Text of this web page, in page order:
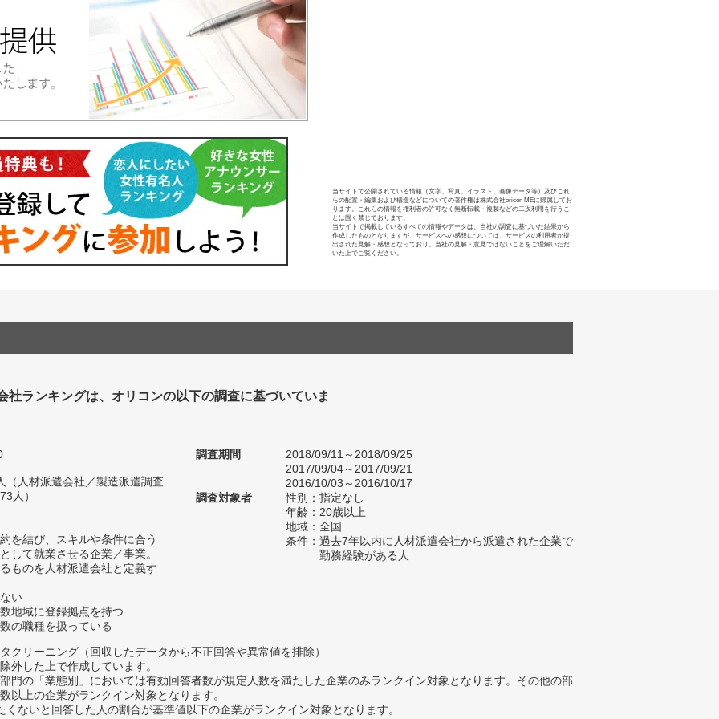
当サイトで公開されている情報（文字、写真、イラスト、画像データ等）及びこれ
らの配置・編集および構造などについての著作権は株式会社oricon MEに帰属してお
ります。これらの情報を権利者の許可なく無断転載・複製などの二次利用を行うこ
とは固く禁じております。
当サイトで掲載しているすべての情報やデータは、当社の調査に基づいた結果から
作成したものとなりますが、サービスへの感想については、サービスの利用者が提
出された見解・感想となっており、当社の見解・意見ではないことをご理解いただ
いた上でご覧ください。
社ランキングは、オリコンの以下の調査に基づいていま
（人材派遣会社／製造派遣調査
人）
を結び、スキルや条件に合う
して就業させる企業／事業。
ものを人材派遣会社と定義す
い
地域に登録拠点を持つ
の職種を扱っている
調査期間
2018/09/11～2018/09/25
2017/09/04～2017/09/21
2016/10/03～2016/10/17
調査対象者
性別：指定なし
年齢：20歳以上
地域：全国
条件：過去7年以内に人材派遣会社から派遣された企業で
勤務経験がある人
リーニング（回収したデータから不正回答や異常値を排除）
した上で作成しています。
門の「業態別」においては有効回答者数が規定人数を満たした企業のみランクイン対象となります。その他の部
以上の企業がランクイン対象となります。
ないと回答した人の割合が基準値以下の企業がランクイン対象となります。